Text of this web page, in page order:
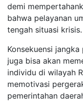
demi
bahwa pelayanan
tengah situasi krisis.
Konsekuensi
juga bisa akan
individu di wilayah
memotivasi
pemerintahan